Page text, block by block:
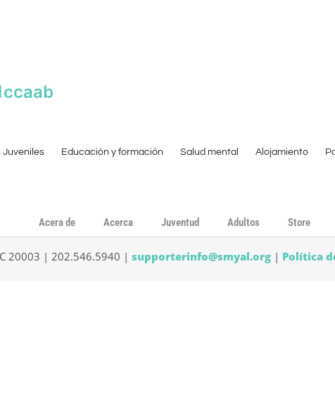
Juveniles Educación y formación Salud mental Alojamiento
Acera de Acerca Juventud Adultos Store
20003 | 202.546.5940 | supporterinfo@smyal.org | Política